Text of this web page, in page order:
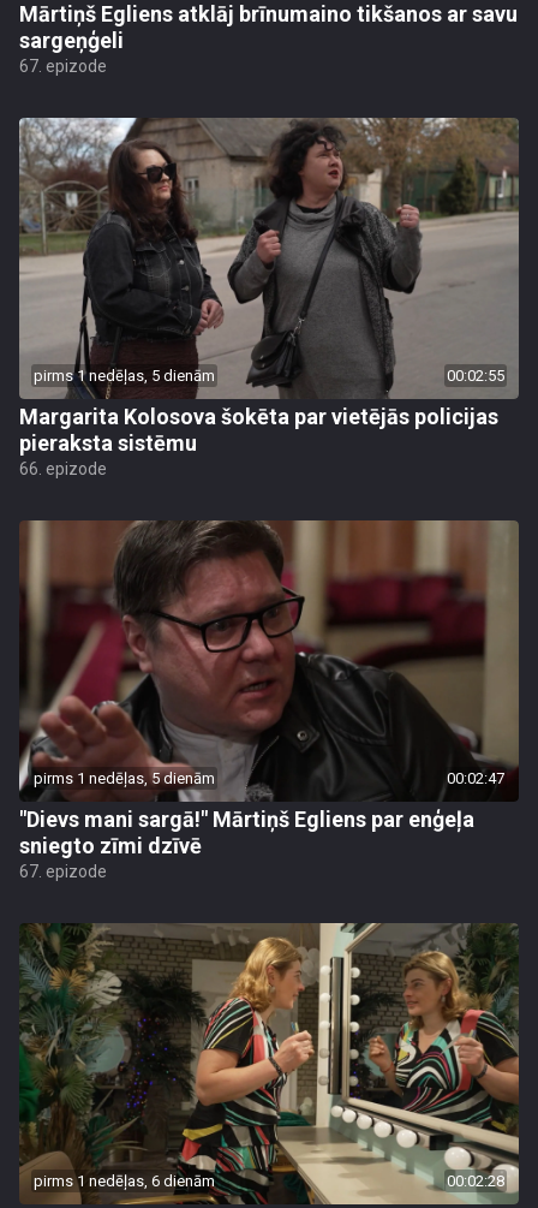
Mārtiņš Egliens atklāj brīnumaino tikšanos ar savu
sargeņģeli
67. epizode
pirms 1 nedēļas, 5 dienām 00:02:55
Margarita Kolosova šokēta par vietējās policijas
pieraksta sistēmu
66. epizode
pirms 1 nedēļas, 5 dienām 00:02:47
"Dievs mani sargā!" Mārtiņš Egliens par enģeļa
sniegto zīmi dzīvē
67. epizode
pirms 1 nedēļas, 6 dienām 00:02:28